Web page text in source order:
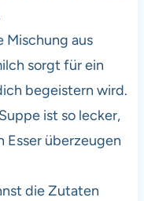
Mischung aus
sorgt für ein
begeistern wird.
ist so lecker,
Esser überzeugen
die Zutaten